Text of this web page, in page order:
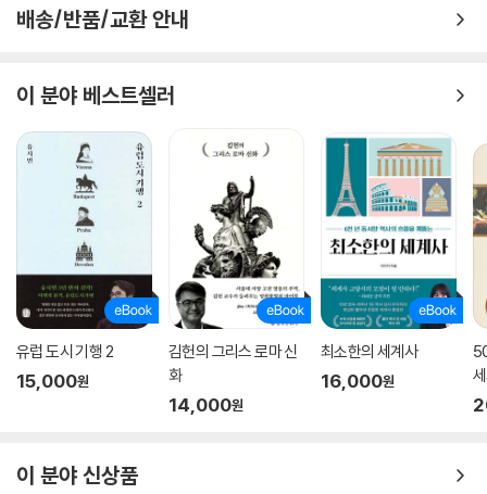
드 클리외의 뚝심 있는 노력이 커피 세계사의 거대한 물줄기를 돌려놓는
한때 화려한 영광을 누린 영국 커피와 커피하우스가
여성을 배제했기 때문이다?!
커피는 원래 이슬람 수피교도가 ‘욕망을 억제하고 수행에 정진하기 위해’
즐겨 마시던 음료였다. 그 독특한 ‘검은 음료’는 역설적이게도 17세기 유럽
상업자본가와 정치권력자의 들끓는 욕망을 자극하며 유럽과 전 세계 문화
를 송두리째 바꿔놓기 시작했다.
아라비아의 커피는 바다 건너 영국에 ‘커피하우스’를 통해 전파되었다. 영
국 런던에 최초의 커피하우스가 문을 연 때는 1652년이었다. 그 역사적인
커피하우스의 문을 활짝 연 이는 영국인이 아닌 크로아티아 두브로브니크
출신의 파스카 로제였다. 그는 레반트를 무대로 활약하던 상인 대니얼 에
한동안 우여곡절을 겪었으나 어느 시점에 이르러 폭발적으로 성장하기 시
배송/반품/교환 안내
이 분야 베스트셀러
유럽 도시 기행 2
15,000원
김헌의 그리스 로마 신
화
14,000원
최소한의 세계사
16,000원
이 분야 신상품